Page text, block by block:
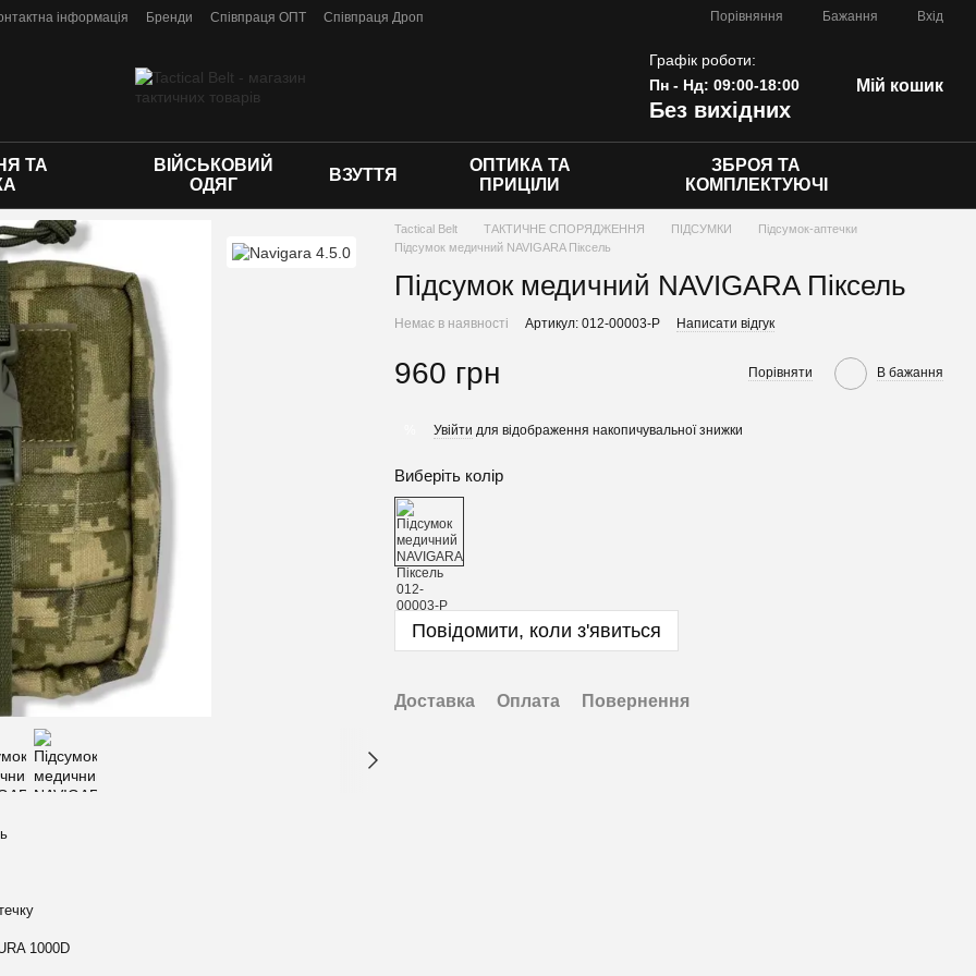
інформація Бренди Співпраця ОПТ
Співпраця Дроп
Порівняння Бажання Вхід
Графік роботи:
Пн - Нд: 09:00-18:00
Без вихідних
Мій кошик
ТА
ВІЙСЬКОВИЙ
ОДЯГ
ВЗУТТЯ
ОПТИКА ТА
ПРИЦІЛИ
ЗБРОЯ ТА
КОМПЛЕКТУЮЧІ
1000D
Tactical Belt ТАКТИЧНЕ СПОРЯДЖЕННЯ ПІДСУМКИ
Підсумок-аптечки
Підсумок медичний NAVIGARA Піксель
Підсумок медичний NAVIGARA Піксель
Немає в наявності Артикул: 012-00003-P Написати відгук
960 грн Порівняти В бажання
Увійти для відображення накопичувальної знижки
Виберіть колір
Повідомити, коли з'явиться
Доставка Оплата Повернення